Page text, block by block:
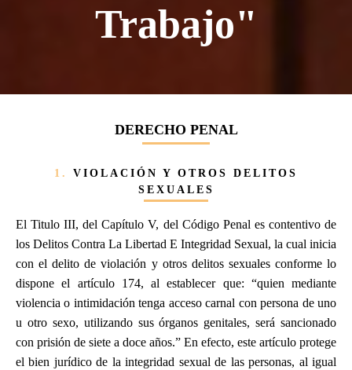
Trabajo"
DERECHO PENAL
1. VIOLACIÓN Y OTROS DELITOS
SEXUALES
El Titulo III, del Capítulo V, del Código Penal es contentivo de
los Delitos Contra La Libertad E Integridad Sexual, la cual inicia
con el delito de violación y otros delitos sexuales conforme lo
dispone el artículo 174, al establecer que: “quien mediante
violencia o intimidación tenga acceso carnal con persona de uno
u otro sexo, utilizando sus órganos genitales, será sancionado
con prisión de siete a doce años.” En efecto, este artículo protege
el bien jurídico de la integridad sexual de las personas, al igual